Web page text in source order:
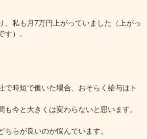
私も月7万円上がっていました（上がっ
）。
時短で働いた場合、おそらく給与はト
今と大きくは変わらないと思います。
らが良いのか悩んでいます。